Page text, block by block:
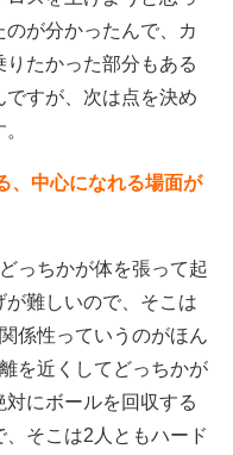
が分かったんで、カ
たかった部分もある
すが、次は点を決め
中心になれる場面が
っちかが体を張って起
難しいので、そこは
係性っていうのがほん
を近くしてどっちかが
にボールを回収する
そこは2人ともハード